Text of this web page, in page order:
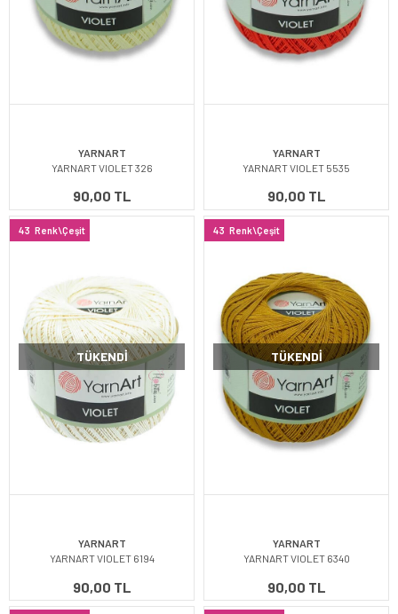
YARNART
YARNART VIOLET 326
90,00 TL
YARNART
YARNART VIOLET 5535
90,00 TL
43 Renk\Çeşit
TÜKENDI
YARNART
YARNART VIOLET 6194
90,00 TL
43 Renk\Çeşit
TÜKENDI
YARNART
YARNART VIOLET 6340
90,00 TL